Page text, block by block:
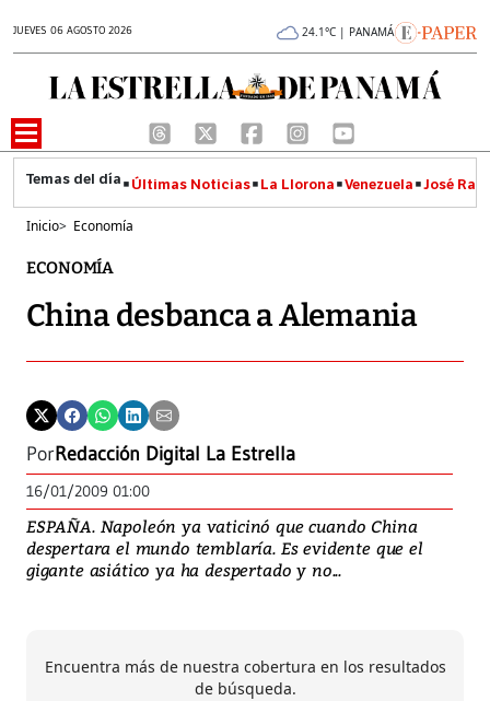
JUEVES 06 AGOSTO 2026 24.1°C | PANAMÁ
Últimas Noticias La Llorona Venezuela José
Inicio> Economía
ECONOMÍA
China desbanca a Alemania
PorRedacción Digital La Estrella
16/01/2009 01:00
ESPAÑA. Napoleón ya vaticinó que cuando China
despertara el mundo temblaría. Es evidente que el
gigante asiático ya ha despertado y no...
Encuentra más de nuestra cobertura en los resultados
de búsqueda.